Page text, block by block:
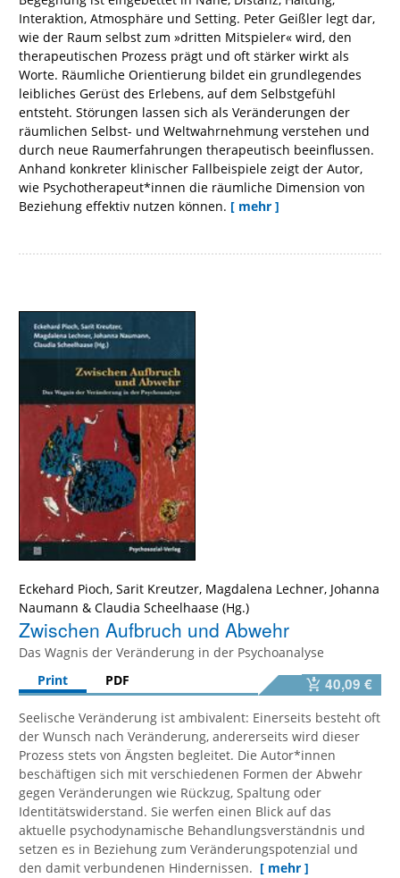
Interaktion, Atmosphäre und Setting. Peter Geißler legt dar,
wie der Raum selbst zum »dritten Mitspieler« wird, den
therapeutischen Prozess prägt und oft stärker wirkt als
Worte. Räumliche Orientierung bildet ein grundlegendes
leibliches Gerüst des Erlebens, auf dem Selbstgefühl
entsteht. Störungen lassen sich als Veränderungen der
räumlichen Selbst- und Weltwahrnehmung verstehen und
durch neue Raumerfahrungen therapeutisch beeinflussen.
Anhand konkreter klinischer Fallbeispiele zeigt der Autor,
wie Psychotherapeut*innen die räumliche Dimension von
Beziehung effektiv nutzen können. [ mehr ]
Eckehard Pioch, Sarit Kreutzer, Magdalena Lechner, Johanna
Naumann & Claudia Scheelhaase
Zwischen Aufbruch und Abwehr
Das Wagnis der Veränderung in der Psychoanalyse
Print
PDF 40,09 €
Seelische Veränderung ist ambivalent: Einerseits besteht oft
der Wunsch nach Veränderung, andererseits wird dieser
Prozess stets von Ängsten begleitet. Die Autor*innen
beschäftigen sich mit verschiedenen Formen der Abwehr
gegen Veränderungen wie Rückzug, Spaltung oder
Identitätswiderstand. Sie werfen einen Blick auf das
aktuelle psychodynamische Behandlungsverständnis und
setzen es in Beziehung zum Veränderungspotenzial und
den damit verbundenen Hindernissen. [ mehr ]